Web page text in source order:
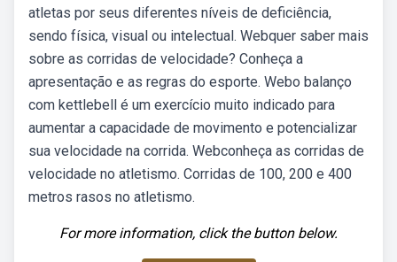
atletas por seus diferentes níveis de deficiência,
sendo física, visual ou intelectual. Webquer saber mais
sobre as corridas de velocidade? Conheça a
apresentação e as regras do esporte. Webo balanço
com kettlebell é um exercício muito indicado para
aumentar a capacidade de movimento e potencializar
sua velocidade na corrida. Webconheça as corridas de
velocidade no atletismo. Corridas de 100, 200 e 400
metros rasos no atletismo.
For more information, click the button below.